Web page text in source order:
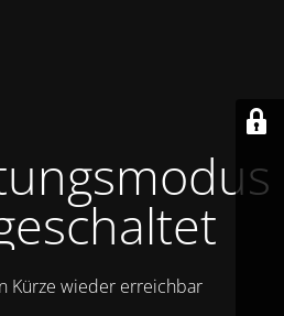
Kürze wieder erreichbar